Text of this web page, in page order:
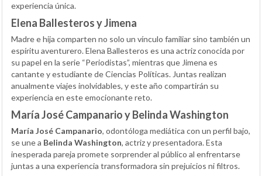
experiencia única.
Elena Ballesteros y Jimena
Madre e hija comparten no solo un vínculo familiar sino también un
espíritu aventurero. Elena Ballesteros es una actriz conocida por
su papel en la serie “Periodistas”, mientras que Jimena es
cantante y estudiante de Ciencias Políticas. Juntas realizan
anualmente viajes inolvidables, y este año compartirán su
experiencia en este emocionante reto.
María José Campanario y Belinda Washington
María José Campanario, odontóloga mediática con un perfil bajo,
se une a Belinda Washington, actriz y presentadora. Esta
inesperada pareja promete sorprender al público al enfrentarse
juntas a una experiencia transformadora sin prejuicios ni filtros.